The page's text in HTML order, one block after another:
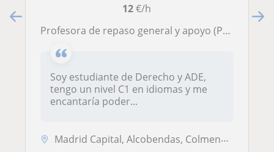
12€/h
Profesora de repaso general y apoyo (Primaria, ESO, Bachillerato) y de idiomas (inglés y francés)
Soy estudiante de Derecho y ADE,
tengo un nivel C1 en idiomas y me
encantaría poder...
Madrid Capital, Alcobendas, Colmenar Viejo, San Sebastián de los Reyes...